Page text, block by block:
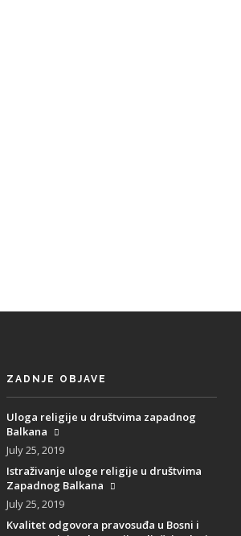
ZADNJE OBJAVE
Uloga religije u društvima zapadnog
Balkana
July 25, 2019
Istraživanje uloge religije u društvima
Zapadnog Balkana
July 25, 2019
Kvalitet odgovora pravosuđa u Bosni i